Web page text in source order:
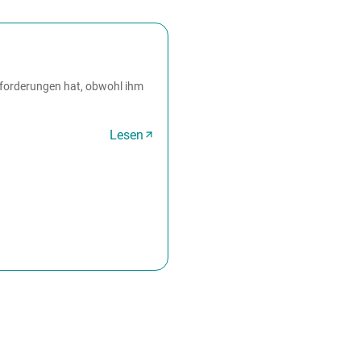
hat, obwohl ihm
Lesen